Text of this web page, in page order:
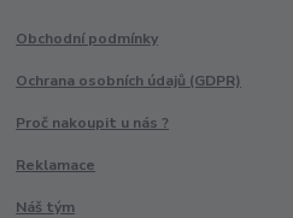
Obchodní podmínky
Ochrana osobních údajů (GDPR)
Proč nakoupit u nás ?
Reklamace
Náš tým